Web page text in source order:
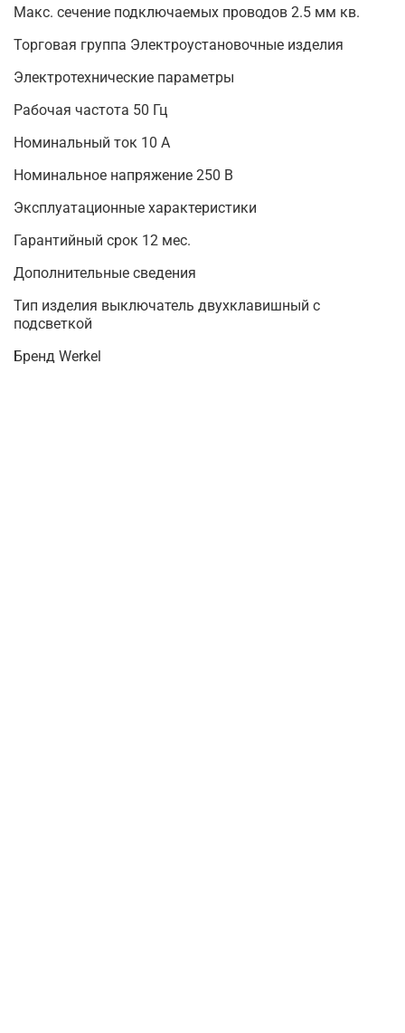
Макс. сечение подключаемых проводов 2.5 мм кв.
Торговая группа Электроустановочные изделия
Электротехнические параметры
Рабочая частота 50 Гц
Номинальный ток 10 А
Номинальное напряжение 250 В
Эксплуатационные характеристики
Гарантийный срок 12 мес.
Дополнительные сведения
Тип изделия выключатель двухклавишный с
подсветкой
Бренд Werkel